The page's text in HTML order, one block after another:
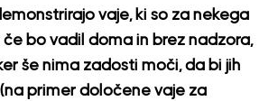
vaje, ki so za nekega
bo vadil doma in brez nadzora,
še nima zadosti moči, da bi jih
primer določene vaje za